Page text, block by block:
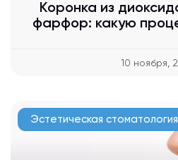
Коронка из
фарфор: какую
10 ноября,
Эстетическая стоматология